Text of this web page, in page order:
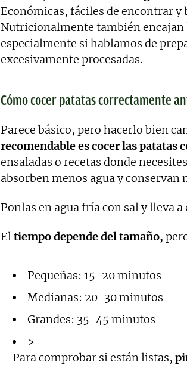
Económicas, fáciles de encontrar y
Nutricionalmente también
especialmente si hablamos de
excesivamente procesadas.
Cómo cocer patatas correctamente
Parece básico, pero hacerlo bien
recomendable es cocer las patatas
ensaladas o recetas donde
absorben menos agua y conservan
Ponlas en agua fría con sal y lleva
El tiempo depende del tamaño,
Pequeñas: 15-20 minutos
Medianas: 20-30 minutos
Grandes: 35-45 minutos
>
Para comprobar si están listas,